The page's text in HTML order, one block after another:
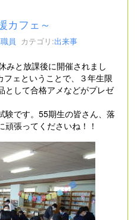
カフェ～
員 カテゴリ:出来事
みと放課後に開催されまし
ェということで、３年生限
として合格アメなどがプレゼ
験です。55期生の皆さん、落
張ってくださいね！！